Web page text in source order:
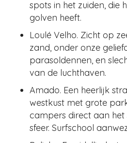
spots in het zuiden, die
golven heeft.
Loulé Velho. Zicht op
zand, onder onze
parasoldennen, en
van de luchthaven.
Amado. Een heerlijk
westkust met grote
campers direct aan het
sfeer. Surfschool